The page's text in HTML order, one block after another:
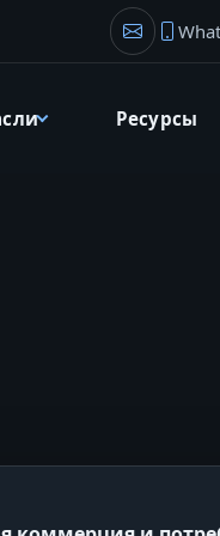
Ресурсы